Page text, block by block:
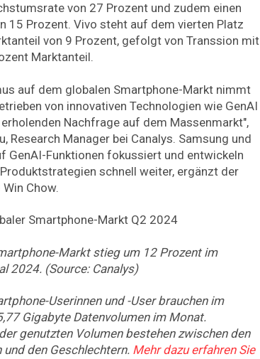
von 27 Prozent und zudem einen
15 Prozent. Vivo steht auf dem vierten Platz
von 9 Prozent, gefolgt von Transsion mit
Marktanteil.
auf dem globalen Smartphone-Markt nimmt
von innovativen Technologien wie GenAI
Nachfrage auf dem Massenmarkt",
Research Manager bei Canalys. Samsung und
GenAI-Funktionen fokussiert und entwickeln
schnell weiter, ergänzt der
Chow.
Markt stieg um 12 Prozent im
2024. (Source: Canalys)
Userinnen und -User brauchen im
Gigabyte Datenvolumen im Monat.
genutzten Volumen bestehen zwischen den
den Geschlechtern. Mehr dazu erfahren Sie